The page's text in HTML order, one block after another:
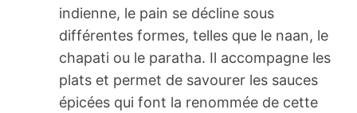
indienne, le pain se décline sous
différentes formes, telles que le naan, le
chapati ou le paratha. Il accompagne les
plats et permet de savourer les sauces
épicées qui font la renommée de cette